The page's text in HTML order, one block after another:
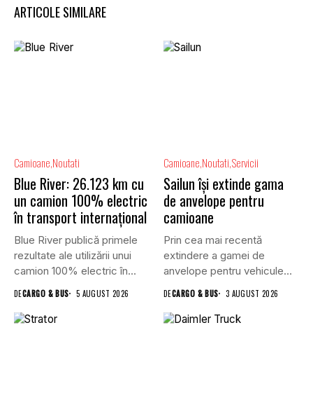
ARTICOLE SIMILARE
Camioane Noutati
Blue River: 26.123 km cu
un camion 100% electric
în transport internațional
Blue River publică primele
rezultate ale utilizării unui
camion 100% electric în...
DECARGO & BUS 5 AUGUST 2026
Camioane Noutati Servicii
Sailun își extinde gama
de anvelope pentru
camioane
Prin cea mai recentă
extindere a gamei de
anvelope pentru vehicule
DECARGO & BUS 3 AUGUST 2026